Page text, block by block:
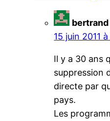
bertrand
15 juin 2011
Il y a 30 ans
suppression
directe par
pays.
Les